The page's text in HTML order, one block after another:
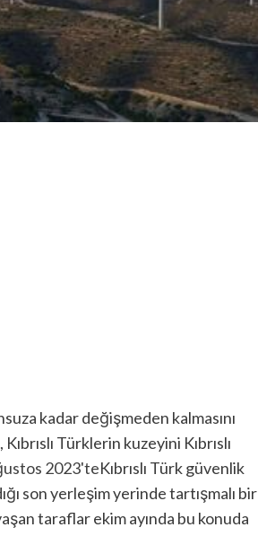
kadar değişmeden kalmasını
Türklerin kuzeyini Kıbrıslı
2023'teKıbrıslı Türk güvenlik
son yerleşim yerinde tartışmalı bir
taraflar ekim ayında bu konuda